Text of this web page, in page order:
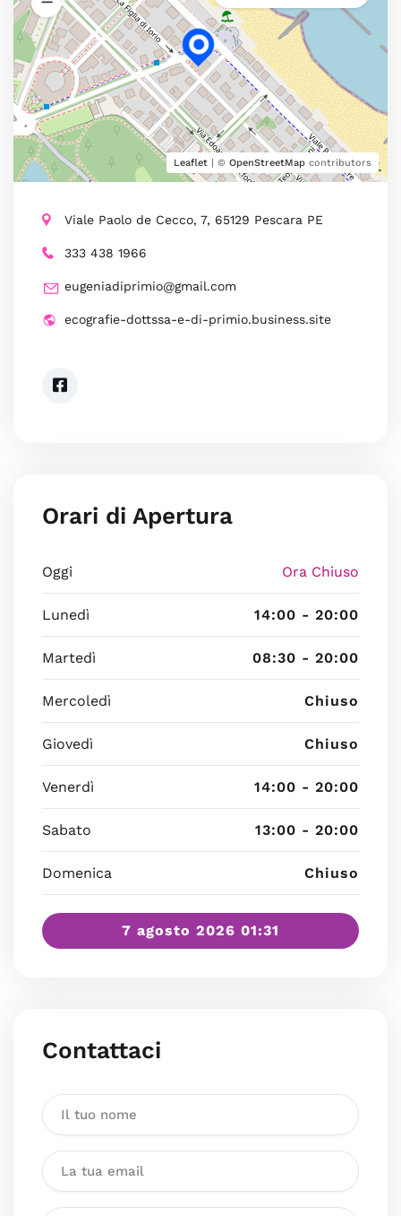
Leaflet | © OpenStreetMap contributors
Viale Paolo de Cecco, 7, 65129 Pescara PE
333 438 1966
eugeniadiprimio@gmail.com
ecografie-dottssa-e-di-primio.business.site
Orari di Apertura
Oggi Ora Chiuso
Lunedì 14:00 - 20:00
Martedì 08:30 - 20:00
Mercoledì Chiuso
Giovedì Chiuso
Venerdì 14:00 - 20:00
Sabato 13:00 - 20:00
Domenica Chiuso
7 agosto 2026 01:31
Contattaci